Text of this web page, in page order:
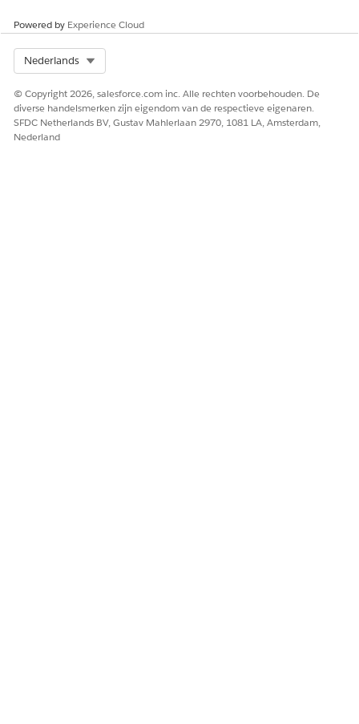
Powered by Experience Cloud
Nederlands
© Copyright 2026, salesforce.com inc. Alle rechten voorbehouden. De
diverse handelsmerken zijn eigendom van de respectieve eigenaren.
SFDC Netherlands BV, Gustav Mahlerlaan 2970, 1081 LA, Amsterdam,
Nederland